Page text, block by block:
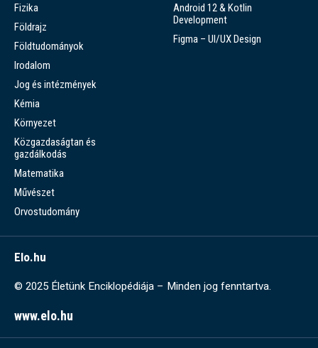
Fizika
Földrajz
Földtudományok
Irodalom
Jog és intézmények
Kémia
Környezet
Közgazdaságtan és
gazdálkodás
Matematika
Művészet
Orvostudomány
Android 12 & Kotlin
Development
Figma – UI/UX Design
Elo.hu
© 2025 Életünk Enciklopédiája – Minden jog fenntartva.
www.elo.hu